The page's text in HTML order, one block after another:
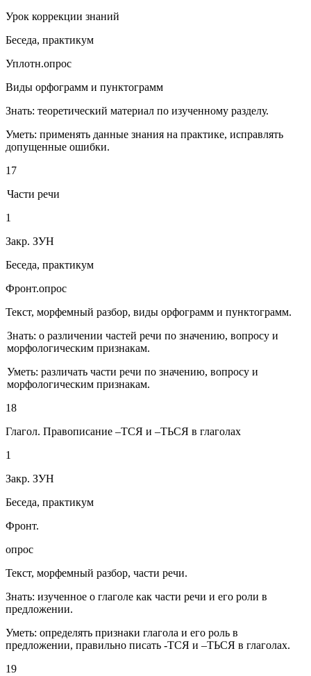
Урок коррекции знаний
Беседа, практикум
Уплотн.опрос
Виды орфограмм и пунктограмм
Знать: теоретический материал по изученному разделу.
Уметь: применять данные знания на практике, исправлять
допущенные ошибки.
17
Части речи
1
Закр. ЗУН
Беседа, практикум
Фронт.опрос
Текст, морфемный разбор, виды орфограмм и пунктограмм.
Знать: о различении частей речи по значению, вопросу и
морфологическим признакам.
Уметь: различать части речи по значению, вопросу и
морфологическим признакам.
18
Глагол. Правописание –ТСЯ и –ТЬСЯ в глаголах
1
Закр. ЗУН
Беседа, практикум
Фронт.
опрос
Текст, морфемный разбор, части речи.
Знать: изученное о глаголе как части речи и его роли в
предложении.
Уметь: определять признаки глагола и его роль в
предложении, правильно писать -ТСЯ и –ТЬСЯ в глаголах.
19